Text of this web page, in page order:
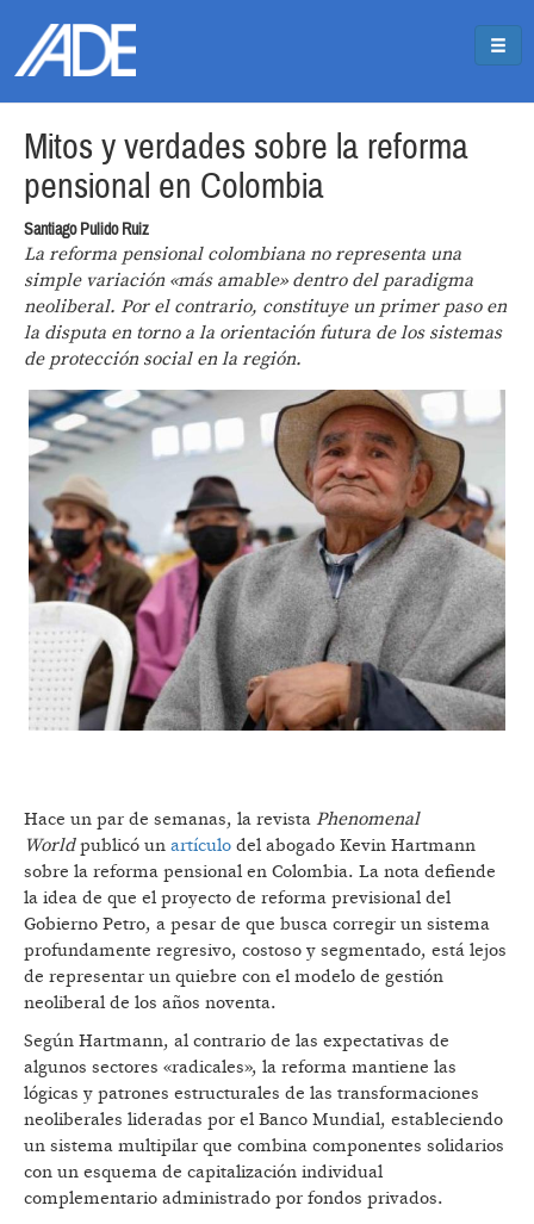
Mitos y verdades sobre la reforma
pensional en Colombia
Santiago Pulido Ruiz
La reforma pensional colombiana no representa una
simple variación «más amable» dentro del paradigma
neoliberal. Por el contrario, constituye un primer paso en
la disputa en torno a la orientación futura de los sistemas
de protección social en la región.
Hace un par de semanas, la revista Phenomenal
Worldpublicó un artículo del abogado Kevin Hartmann
sobre la reforma pensional en Colombia. La nota defiende
la idea de que el proyecto de reforma previsional del
Gobierno Petro, a pesar de que busca corregir un sistema
profundamente regresivo, costoso y segmentado, está lejos
de representar un quiebre con el modelo de gestión
neoliberal de los años noventa.
Según Hartmann, al contrario de las expectativas de
algunos sectores «radicales», la reforma mantiene las
lógicas y patrones estructurales de las transformaciones
neoliberales lideradas por el Banco Mundial, estableciendo
un sistema multipilar que combina componentes solidarios
con un esquema de capitalización individual
complementario administrado por fondos privados.